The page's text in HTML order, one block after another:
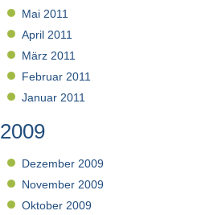
Mai 2011
April 2011
März 2011
Februar 2011
Januar 2011
2009
Dezember 2009
November 2009
Oktober 2009